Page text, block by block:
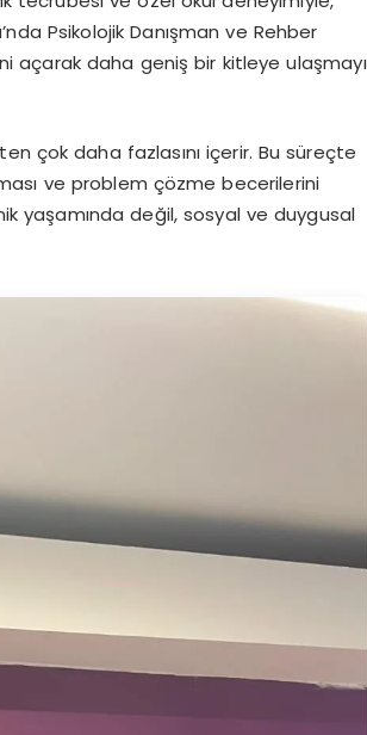
Psikolojik Danışman ve Rehber
açarak daha geniş bir kitleye ulaşmayı
çok daha fazlasını içerir. Bu süreçte
ve problem çözme becerilerini
yaşamında değil, sosyal ve duygusal